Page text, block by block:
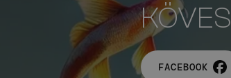
FACEBOOK